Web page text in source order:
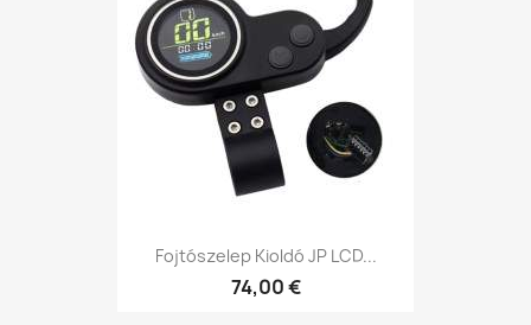
Fojtószelep Kioldó JP LCD...
74,00 €